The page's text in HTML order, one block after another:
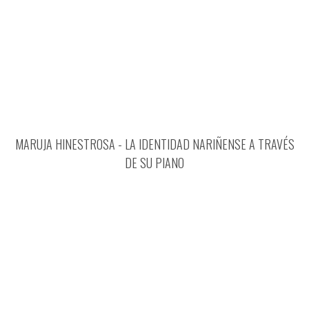
MARUJA HINESTROSA - LA IDENTIDAD NARIÑENSE A TRAVÉS
DE SU PIANO